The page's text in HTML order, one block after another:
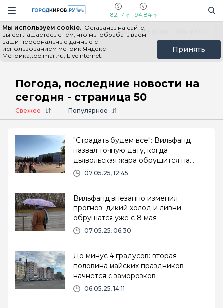
Навигация сайта
82,17 94,84
Мы используем cookie. Оставаясь на сайте,
вы соглашаетесь с тем, что мы обрабатываем
ваши персональные данные с
использованием метрик Яндекс
Метрика,top.mail.ru, LiveInternet.
Принять
Выборы - 2026 Все новости Мы в Telegram
Главная # Погода
Погода, последние новости на
сегодня - страница 50
Свежее Популярное
"Страдать будем все": Вильфанд
назвал точную дату, когда
дьявольская жара обрушится на
Россию
07.05.25, 12:45
Вильфанд внезапно изменил
прогноз: дикий холод и ливни
обрушатся уже с 8 мая
07.05.25, 06:30
До минус 4 градусов: вторая
половина майских праздников
начнется с заморозков
06.05.25, 14:11